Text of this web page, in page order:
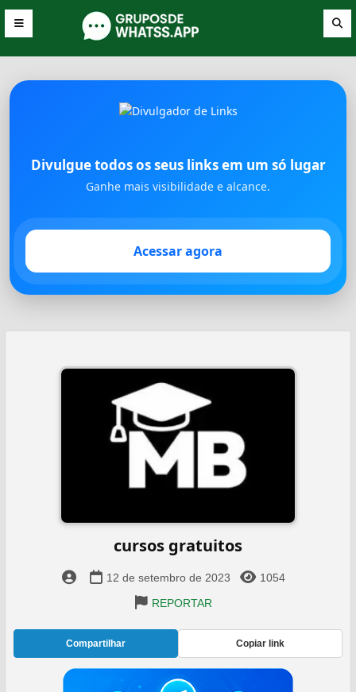
Divulgue todos os seus links em um só lugar
Ganhe mais visibilidade e alcance.
Acessar agora
cursos gratuitos
12 de setembro de 2023
1054
REPORTAR
Compartilhar Copiar link